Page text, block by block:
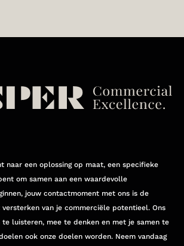
naar een oplossing op maat, een specifieke
om samen aan een waardevolle
jouw contactmoment met ons is de
van je commerciële potentieel. Ons
luisteren, mee te denken en met je samen te
ook onze doelen worden. Neem vandaag